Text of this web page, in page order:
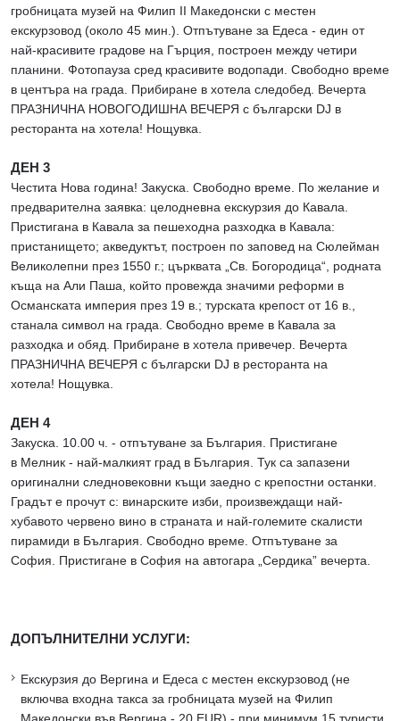
гробницата музей на Филип II Македонски с местен
екскурзовод (около 45 мин.). Отпътуване за Едеса - един от
най-красивите градове на Гърция, построен между четири
планини. Фотопауза сред красивите водопади. Свободно време
в центъра на града. Прибиране в хотела следобед. Вечерта
ПРАЗНИЧНА НОВОГОДИШНА ВЕЧЕРЯ с български DJ в
ресторанта на хотела! Нощувка.
ДЕН 3
Честита Нова година! Закуска. Свободно време. По желание и
предварителна заявка: целодневна екскурзия до Кавала.
Пристигана в Кавала за пешеходна разходка в Кавала:
пристанището; акведуктът, построен по заповед на Сюлейман
Великолепни през 1550 г.; църквата „Св. Богородица“, родната
къща на Али Паша, който провежда значими реформи в
Османската империя през 19 в.; турската крепост от 16 в.,
станала символ на града. Свободно време в Кавала за
разходка и обяд. Прибиране в хотела привечер. Вечерта
ПРАЗНИЧНА ВЕЧЕРЯ с български DJ в ресторанта на
хотела! Нощувка.
ДЕН 4
Закуска. 10.00 ч. - отпътуване за България. Пристигане
в Мелник - най-малкият град в България. Тук са запазени
оригинални следновековни къщи заедно с крепостни останки.
Градът е прочут с: винарските изби, произвеждащи най-
хубавото червено вино в страната и най-големите скалисти
пирамиди в България. Свободно време. Отпътуване за
София. Пристигане в София на автогара „Сердика” вечерта.
ДОПЪЛНИТЕЛНИ УСЛУГИ:
Екскурзия до Вергина и Едеса с местен екскурзовод (не
включва входна такса за гробницата музей на Филип